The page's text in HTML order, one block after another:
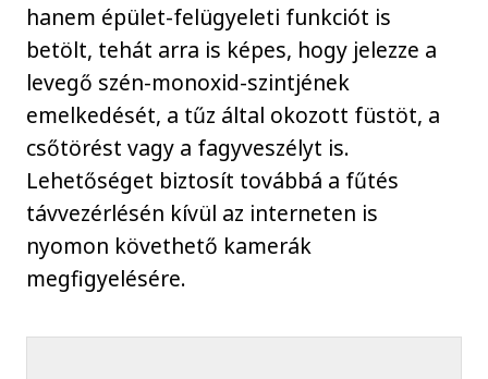
hanem épület-felügyeleti funkciót is
betölt, tehát arra is képes, hogy jelezze a
levegő szén-monoxid-szintjének
emelkedését, a tűz által okozott füstöt, a
csőtörést vagy a fagyveszélyt is.
Lehetőséget biztosít továbbá a fűtés
távvezérlésén kívül az interneten is
nyomon követhető kamerák
megfigyelésére.